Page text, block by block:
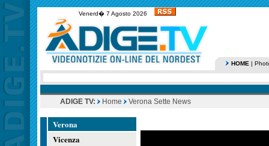
Venerd� 7 Agosto 2026
HOME |
ADIGE TV: Home Verona Sette News
Verona
Vicenza